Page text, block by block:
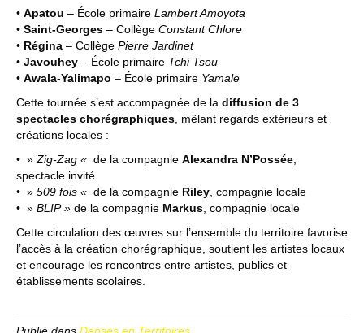
• Apatou – École primaire Lambert Amoyota
• Saint-Georges – Collège Constant Chlore
• Régina – Collège Pierre Jardinet
• Javouhey – École primaire Tchi Tsou
• Awala-Yalimapo – École primaire Yamale
Cette tournée s’est accompagnée de la diffusion de 3
spectacles chorégraphiques , mêlant regards extérieurs et
créations locales :
• » Zig-Zag « de la compagnie Alexandra N’Possée
spectacle invité
• » 509 fois « de la compagnie Riley , compagnie locale
• » BLIP » de la compagnie Markus , compagnie locale
Cette circulation des œuvres sur l’ensemble du territoire favorise
l’accès à la création chorégraphique, soutient les artistes locaux
et encourage les rencontres entre artistes, publics et
établissements scolaires.